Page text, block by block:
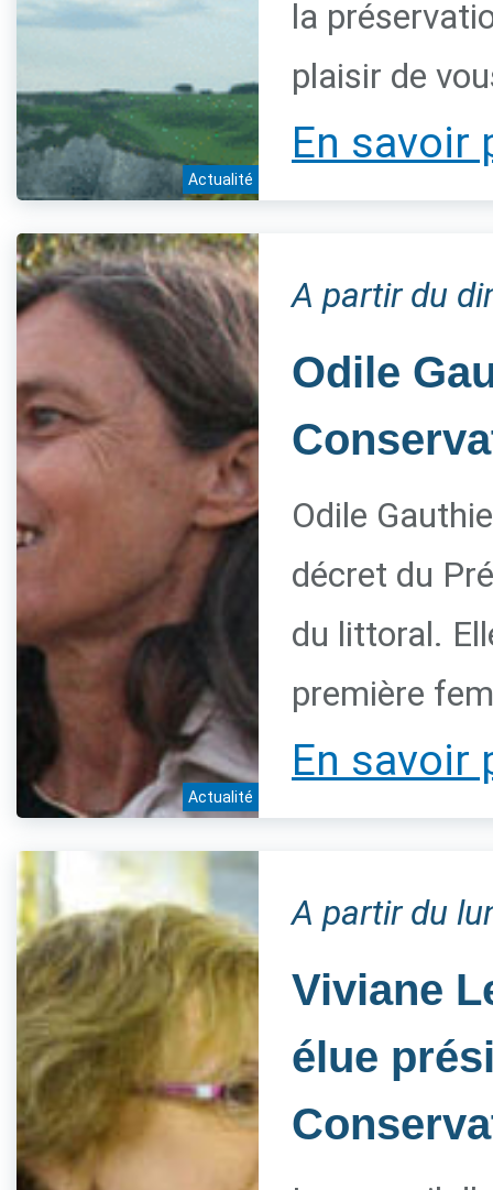
Actualité
la
plaisir de
En savoir
Actualité
A partir du
Odile
Odile
décret du
du littoral.
première
En savoir
A partir du
Viviane
élue